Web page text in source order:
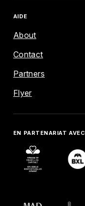
ENGLISH
EXPLORE
AGENDA
MAP
AIDE
AIDE
About
Contact
Partners
Flyer
EN PARTENARIAT AVEC